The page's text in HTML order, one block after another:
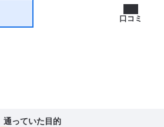
口コミ
通っていた目的